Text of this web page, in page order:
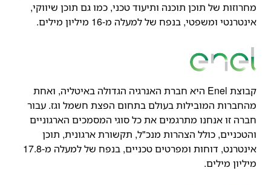
מחרוזות של תוכן תוכנה ותיעוד טכני, כמו גם תוכן שיווקי,
אינטרנטי ומשפטי, בנפח של למעלה מ-16 מיליון מילים.
קבוצת Enel היא חברת האנרגיה הגדולה באיטליה, ואחת
מהחברות המובילות בעולם בתחום הפצת חשמל וגז. עבור
חברה זו אנחנו מתרגמים את כל סוגי המסמכים הארגוניים
והטכניים, כולל הצהרות מנכ"ל, תקשורת ארגונית, תוכן
אינטרנט, דוחות ומפרטים טכניים, בנפח של למעלה מ-17.8
מיליון מילים.